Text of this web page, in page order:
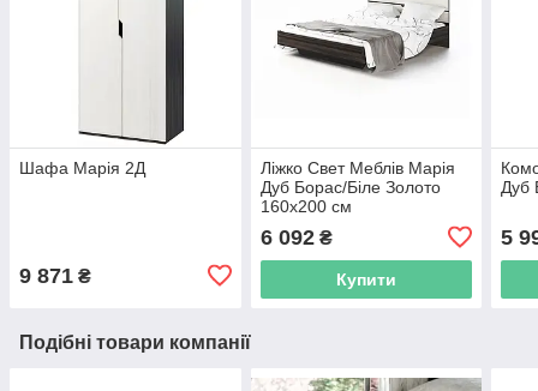
Шафа Марія 2Д
9 871 ₴
Ліжко Свет Меблів Марія
Дуб Борас/Біле Золото
160х200 см
6 092₴
Купити
Дуб
5
Подібні товари компанії